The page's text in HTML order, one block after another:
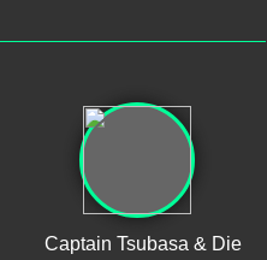
Captain Tsubasa & Die